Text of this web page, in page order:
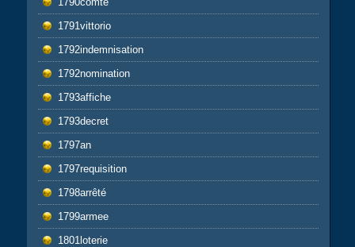
1791vittorio
1792indemnisation
1792nomination
1793affiche
1793decret
1797an
1797requisition
1798arrêté
1799armee
1801loterie